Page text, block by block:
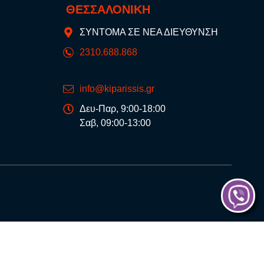
ΘΕΣΣΑΛΟΝΙΚΗ
ΣΥΝΤΟΜΑ ΣΕ ΝΕΑ ΔΙΕΥΘΥΝΣΗ
2310.688.868
info@kiparissis.gr
Δευ-Παρ, 9:00-18:00
Σαβ, 09:00-13:00